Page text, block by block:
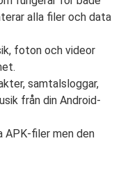
alla filer och data
foton och videor
samtalsloggar,
från din Android-
APK-filer men den